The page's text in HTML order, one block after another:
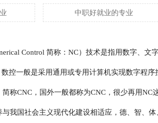
中职好就业的专业
Control 简称：NC）技术是指用数字、文
控一般是采用通用或专用计算机实现数字程
称CNC，国外一般都称为CNC，很少再用NC
与我国社会主义现代化建设相适应，德、智、